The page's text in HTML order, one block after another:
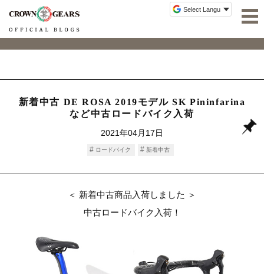
新着中古 DE ROSA 2019モデル SK Pininfarina
など中古ロードバイク入荷
2021年04月17日
ロードバイク 新着中古
＜ 新着中古商品入荷しました ＞
中古ロードバイク入荷！